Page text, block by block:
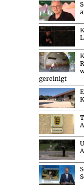
gereinigt